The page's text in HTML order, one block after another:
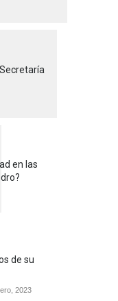
en las
de su
2023